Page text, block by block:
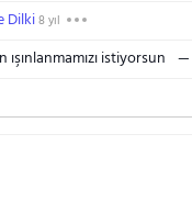
Dilki8 yıl
istiyorsun